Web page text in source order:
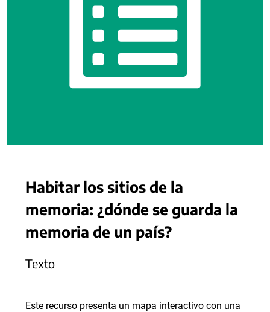
Habitar los sitios de la
memoria: ¿dónde se guarda la
memoria de un país?
Texto
Este recurso presenta un mapa interactivo con una